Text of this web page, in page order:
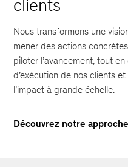
clients
Nous transformons une
mener des actions
piloter l’avancement, tout
d’exécution de nos clients
l’impact à grande échelle.
Découvrez notre approche